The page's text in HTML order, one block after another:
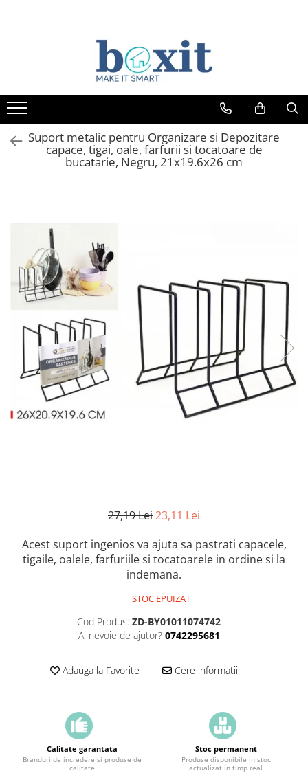
Suport metalic pentru Organizare si Depozitare
capace, tigai, oale, farfurii si tocatoare de
bucatarie, Negru, 21x19.6x26 cm
27,19 Lei23,11 Lei
Acest suport ingenios va ajuta sa pastrati capacele,
tigaile, oalele, farfuriile si tocatoarele in ordine si la
indemana.
STOC EPUIZAT
Cod Produs: ZD-BY01011074742
Ai nevoie de ajutor? 0742295681
Adauga la Favorite Cere informatii
Calitate garantata
Branduri de incredere si produse de
calitate
Stoc permanent
Produse disponibile in stoc
actualizat in timp real